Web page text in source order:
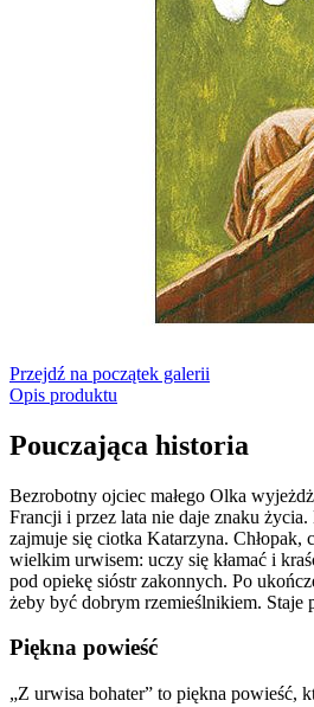
Przejdź na początek galerii
Opis produktu
Pouczająca historia
Bezrobotny ojciec małego Olka
Francji i przez lata nie daje znaku życia.
zajmuje się ciotka Katarzyna. Chłopak,
wielkim urwisem: uczy się kłamać i
pod opiekę sióstr zakonnych. Po
żeby być dobrym rzemieślnikiem. Staje
Piękna powieść
„Z urwisa bohater” to piękna powieść,